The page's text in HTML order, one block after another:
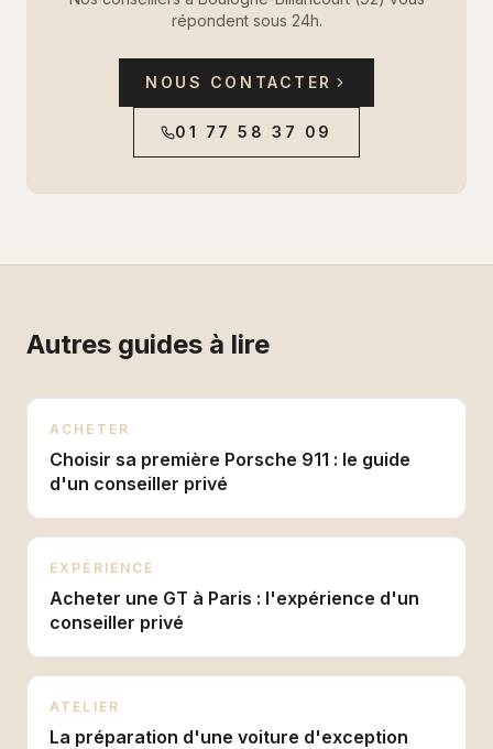
répondent sous 24h.
NOUS CONTACTER
01 77 58 37 09
Autres guides à lire
ACHETER
Choisir sa première Porsche 911 : le guide
d'un conseiller privé
EXPÉRIENCE
Acheter une GT à Paris : l'expérience d'un
conseiller privé
ATELIER
La préparation d'une voiture d'exception